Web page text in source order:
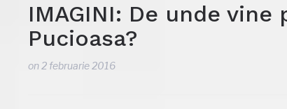
IMAGINI: De unde
Pucioasa?
on 2 februarie 2016